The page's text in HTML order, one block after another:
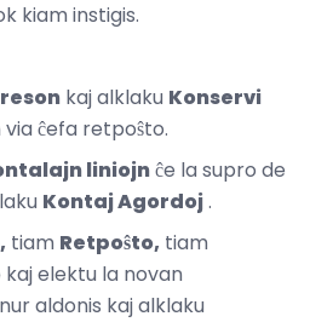
kiam instigis.
kaj alklaku Konservi
via ĉefa retpoŝto.
liniojnĉe la supro de
Kontaj Agordoj.
tiam Retpoŝto, tiam
kaj elektu la novan
aldonis kaj alklaku